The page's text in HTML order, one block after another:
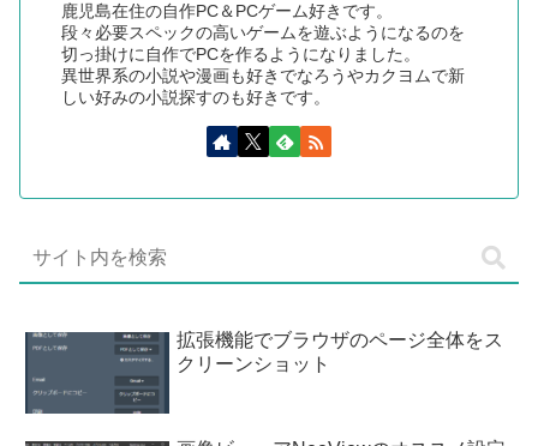
鹿児島在住の自作PC＆PCゲーム好きです。
段々必要スペックの高いゲームを遊ぶようになるのを
切っ掛けに自作でPCを作るようになりました。
異世界系の小説や漫画も好きでなろうやカクヨムで新
しい好みの小説探すのも好きです。
拡張機能でブラウザのページ全体をス
クリーンショット